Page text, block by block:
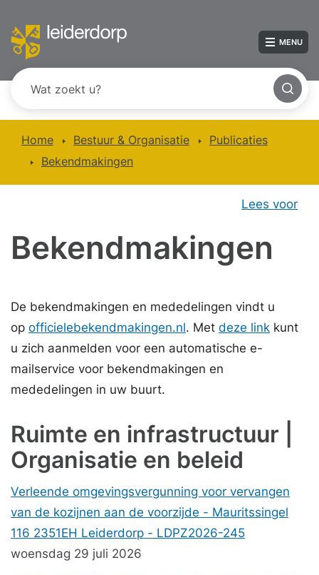
MENU
Home Bestuur & Organisatie
Publicaties
Bekendmakingen
Lees voor
Bekendmakingen
De bekendmakingen en mededelingen vindt u
op officielebekendmakingen.nl. Met deze link kunt
u zich aanmelden voor een automatische e-
mailservice voor bekendmakingen en
mededelingen in uw buurt.
Ruimte en infrastructuur |
Organisatie en beleid
Verleende omgevingsvergunning voor vervangen
van de kozijnen aan de voorzijde - Mauritssingel
116 2351EH Leiderdorp - LDPZ2026-245
woensdag 29 juli 2026